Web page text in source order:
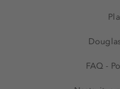
FAQ -